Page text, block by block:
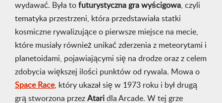
wydawać. Była to futurystyczna gra wyścigowa , czyli
tematyka przestrzeni, która przedstawiała statki
kosmiczne rywalizujące o pierwsze miejsce na mecie,
które musiały również unikać zderzenia z meteorytami i
planetoidami, pojawiającymi się na drodze oraz z celem
zdobycia większej ilości punktów od rywala. Mowa o
Space Race, który ukazał się w 1973 roku i był drugą
grą stworzona przez Atari dla Arcade. W tej grze